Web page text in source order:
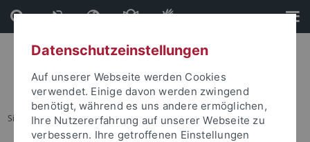
Direkt
zum
Inhalt
Direkt
zur
Fußleiste
Sie sind hier: Startseite
Datenschutzeinstellungen
Auf unserer Webseite werden Cookies
verwendet. Einige davon werden zwingend
benötigt, während es uns andere ermöglichen,
Ihre Nutzererfahrung auf unserer Webseite zu
verbessern. Ihre getroffenen Einstellungen